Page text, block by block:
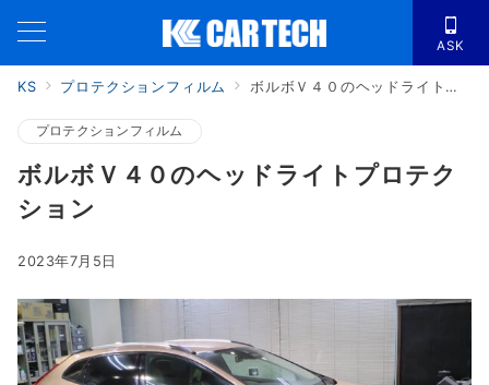
ASK
KS プロテクションフィルム ボルボＶ４０のヘッドライトプロテクション
プロテクションフィルム
ボルボＶ４０のヘッドライトプロテク
ション
2023年7月5日